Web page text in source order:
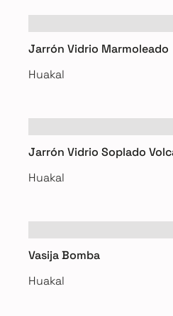
Jarrón Vidrio Marmoleado
Huakal
Jarrón Vidrio Soplado
Huakal
Vasija Bomba
Huakal